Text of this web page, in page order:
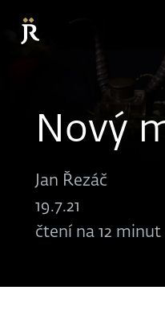
Nový
Jan Řezáč
19.7.21
čtení na 12 minut